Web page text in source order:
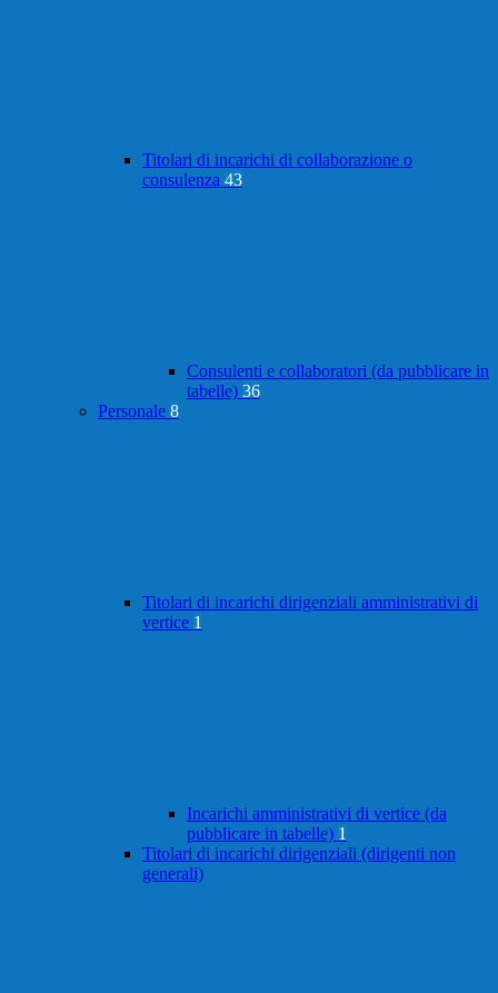
Titolari di incarichi di collaborazione o
consulenza 43
Consulenti e collaboratori (da pubblicare in
tabelle) 36
Personale 8
Titolari di incarichi dirigenziali amministrativi di
vertice 1
Incarichi amministrativi di vertice (da
pubblicare in tabelle) 1
Titolari di incarichi dirigenziali (dirigenti non
generali)